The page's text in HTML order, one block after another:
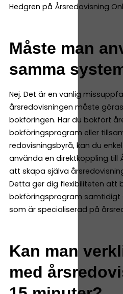
Hedgren på Årsredovisning
Måste man
samma
Nej. Det är en vanlig
årsredovisningen måste
bokföringen. Har du bokfört
bokföringsprogram eller
redovisningsbyrå, kan du
använda en direktkoppling till
att skapa själva
Detta ger dig flexibiliteten att
bokföringsprogram samtidigt
som är specialiserad på
Kan man
med